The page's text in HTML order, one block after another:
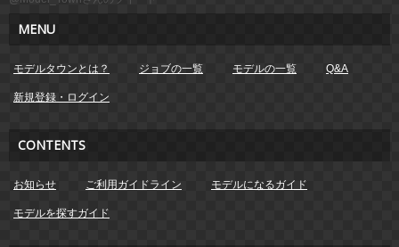
MENU
モデルタウンとは？ ジョブの一覧 モデルの一覧 Q&A
新規登録・ログイン
CONTENTS
お知らせ ご利用ガイドライン モデルになるガイド
モデルを探すガイド